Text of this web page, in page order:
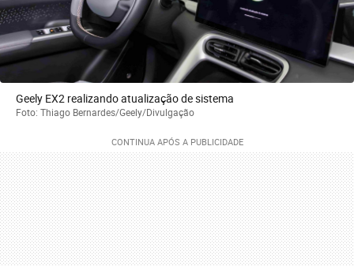
Geely EX2 realizando atualização de sistema
Foto: Thiago Bernardes/Geely/Divulgação